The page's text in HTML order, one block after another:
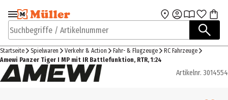
Zur Navigation
springen
Zum Hauptinhalt
Suchbegriffe / Artikelnummer
Startseite Spielwaren Verkehr & Action Fahr- & Flugzeuge
RC Fahrzeuge
Amewi Panzer Tiger I MP mit IR Battlefunktion, RTR, 1:24
Artikelnr. 3014554